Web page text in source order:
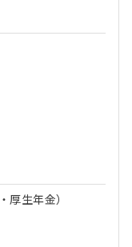
厚生年金）